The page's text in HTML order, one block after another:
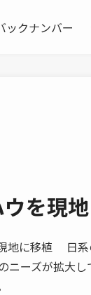
ックナンバー
を現
に移植 日系
ーズが拡大し